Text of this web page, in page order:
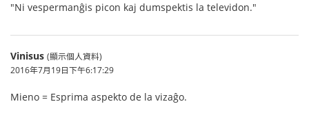
"Ni vespermanĝis picon kaj dumspektis la televidon."
Vinisus (顯示個人資料)
2016年7月19日下午6:17:29
Mieno = Esprima aspekto de la vizaĝo.